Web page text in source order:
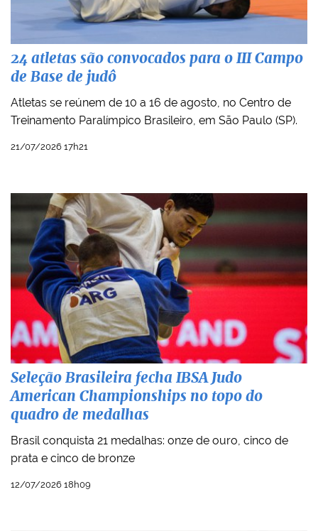
24 atletas são convocados para o III Campo
de Base de judô
Atletas se reúnem de 10 a 16 de agosto, no Centro de
Treinamento Paralímpico Brasileiro, em São Paulo (SP).
21/07/2026 17h21
Seleção Brasileira fecha IBSA Judo
American Championships no topo do
quadro de medalhas
Brasil conquista 21 medalhas: onze de ouro, cinco de
prata e cinco de bronze
12/07/2026 18h09